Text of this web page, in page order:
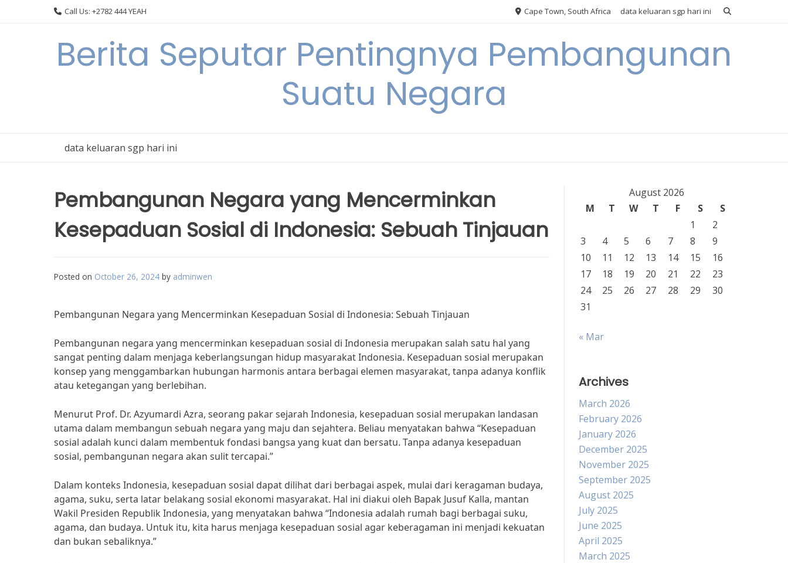
Call Us: +2782 444 YEAH Cape Town, South Africa data keluaran sgp hari ini
Berita Seputar Pentingnya Pembangunan
Suatu Negara
data keluaran sgp hari ini
Pembangunan Negara yang Mencerminkan
Kesepaduan Sosial di Indonesia: Sebuah Tinjauan
Posted on October 26, 2024 by adminwen
Pembangunan Negara yang Mencerminkan Kesepaduan Sosial di Indonesia: Sebuah Tinjauan
Pembangunan negara yang mencerminkan kesepaduan sosial di Indonesia merupakan salah satu hal yang
sangat penting dalam menjaga keberlangsungan hidup masyarakat Indonesia. Kesepaduan sosial merupakan
konsep yang menggambarkan hubungan harmonis antara berbagai elemen masyarakat, tanpa adanya konflik
atau ketegangan yang berlebihan.
Menurut Prof. Dr. Azyumardi Azra, seorang pakar sejarah Indonesia, kesepaduan sosial merupakan landasan
utama dalam membangun sebuah negara yang maju dan sejahtera. Beliau menyatakan bahwa “Kesepaduan
sosial adalah kunci dalam membentuk fondasi bangsa yang kuat dan bersatu. Tanpa adanya kesepaduan
sosial, pembangunan negara akan sulit tercapai.”
Dalam konteks Indonesia, kesepaduan sosial dapat dilihat dari berbagai aspek, mulai dari keragaman budaya,
agama, suku, serta latar belakang sosial ekonomi masyarakat. Hal ini diakui oleh Bapak Jusuf Kalla, mantan
Wakil Presiden Republik Indonesia, yang menyatakan bahwa “Indonesia adalah rumah bagi berbagai suku,
agama, dan budaya. Untuk itu, kita harus menjaga kesepaduan sosial agar keberagaman ini menjadi kekuatan
dan bukan sebaliknya.”
August 2026
M
T W T F S
S
1
2
3
4 5 6 7 8
9
10
11 12 13 14 15
16
17
18 19 20 21 22
23
24
25 26 27 28 29
30
31
« Mar
Archives
March 2026
February 2026
January 2026
December 2025
November 2025
September 2025
August 2025
July 2025
June 2025
April 2025
March 2025